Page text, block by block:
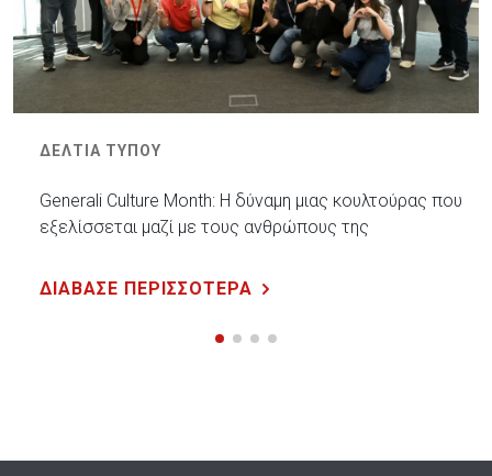
ΔΕΛΤΙΑ ΤΥΠΟΥ
Generali Culture Month: Η δύναμη μιας κουλτούρας που
εξελίσσεται μαζί με τους ανθρώπους της
ΔΙΑΒΑΣΕ ΠΕΡΙΣΣΟΤΕΡΑ